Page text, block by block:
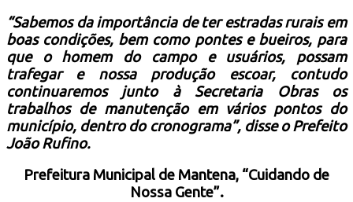
“Sabemos da importância de ter estradas rurais em
boas condições, bem como pontes e bueiros, para
que o homem do campo e usuários, possam
trafegar e nossa produção escoar, contudo
continuaremos junto à Secretaria Obras os
trabalhos de manutenção em vários pontos do
município, dentro do cronograma”, disse o Prefeito
João Rufino.
Prefeitura Municipal de Mantena, “Cuidando de
Nossa Gente”.